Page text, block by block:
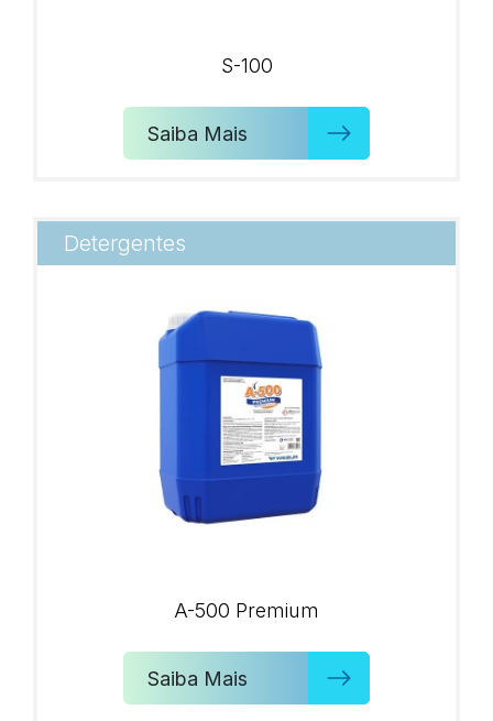
S-100
Saiba Mais
Detergentes
A-500 Premium
Saiba Mais